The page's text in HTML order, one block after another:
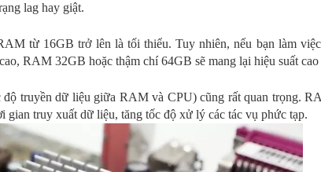
lag hay giật.
từ 16GB trở lên là tối thiểu. Tuy nhiên, nếu bạn làm
RAM 32GB hoặc thậm chí 64GB sẽ mang lại hiệu suất cao
truyền dữ liệu giữa RAM và CPU) cũng rất quan trọng.
gian truy xuất dữ liệu, tăng tốc độ xử lý các tác vụ phức tạp.